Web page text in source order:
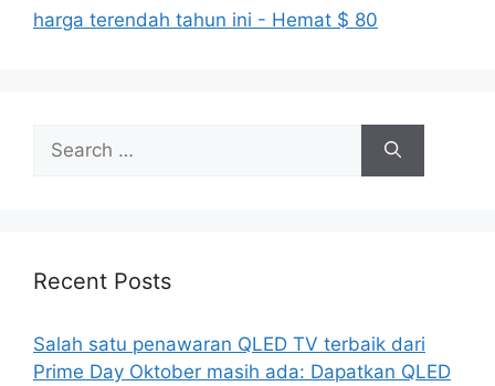
harga terendah tahun ini - Hemat $ 80
for:
Recent Posts
Salah satu penawaran QLED TV terbaik dari
Prime Day Oktober masih ada: Dapatkan QLED